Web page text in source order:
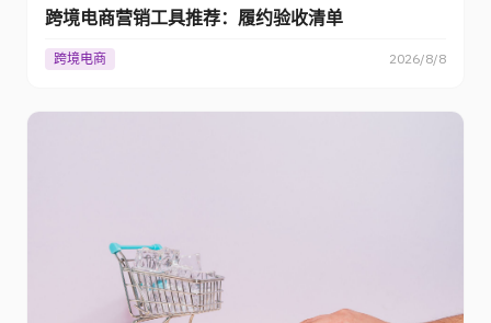
跨境电商营销工具推荐：履约验收清单
跨境电商 2026/8/8